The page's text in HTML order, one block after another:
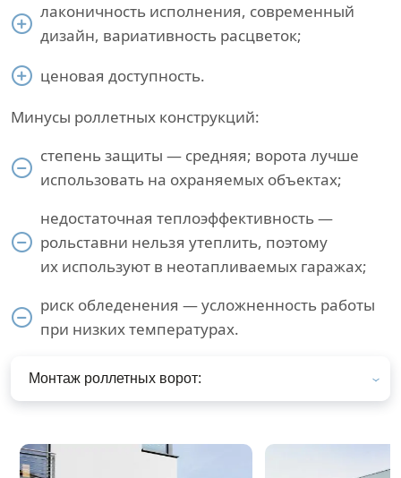
лаконичность исполнения, современный
дизайн, вариативность расцветок;
ценовая доступность.
Минусы роллетных конструкций:
степень защиты — средняя; ворота лучше
использовать на охраняемых объектах;
недостаточная теплоэффективность —
рольставни нельзя утеплить, поэтому
их используют в неотапливаемых гаражах;
риск обледенения — усложненность работы
при низких температурах.
Монтаж роллетных ворот: